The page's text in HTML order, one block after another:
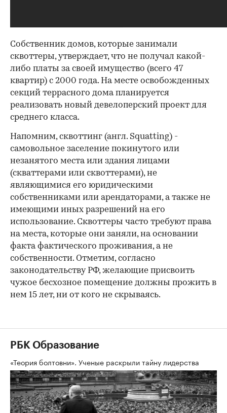
Собственник домов, которые занимали
сквоттеры, утверждает, что не получал какой-
либо платы за своей имущество (всего 47
квартир) с 2000 года. На месте освобожденных
секций террасного дома планируется
реализовать новый девелоперский проект для
среднего класса.
Напомним, сквоттинг (англ. Squatting) -
самовольное заселение покинутого или
незанятого места или здания лицами
(скваттерами или сквоттерами), не
являющимися его юридическими
собственниками или арендаторами, а также не
имеющими иных разрешений на его
использование. Сквоттеры часто требуют права
на места, которые они заняли, на основании
факта фактического проживания, а не
собственности. Отметим, согласно
законодательству РФ, желающие присвоить
чужое бесхозное помещение должны прожить в
нем 15 лет, ни от кого не скрываясь.
РБК Образование
«Теория болтовни». Ученые раскрыли тайну лидерства